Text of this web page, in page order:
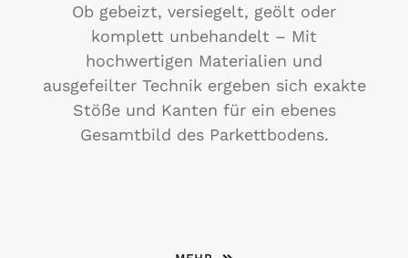
Ob gebeizt, versiegelt, geölt oder
komplett unbehandelt – Mit
hochwertigen Materialien und
ausgefeilter Technik ergeben sich exakte
Stöße und Kanten für ein ebenes
Gesamtbild des Parkettbodens.